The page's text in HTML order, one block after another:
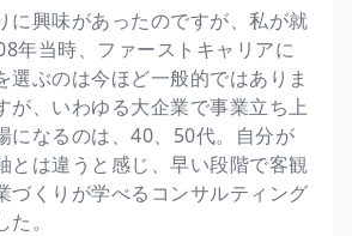
に興味があったのですが、私が就
年当時、ファーストキャリアに
選ぶのは今ほど一般的ではありま
が、いわゆる大企業で事業立ち上
になるのは、40、50代。自分が
とは違うと感じ、早い段階で客観
づくりが学べるコンサルティング
。